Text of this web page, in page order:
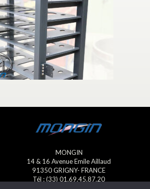
MONGIN
14 & 16 Avenue Emile Aillaud
91350 GRIGNY- FRANCE
Tél : (33) 01.69.45.87.20